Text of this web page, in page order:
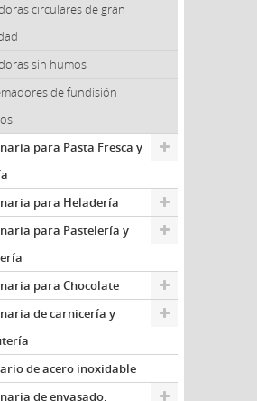
circulares de gran
sin humos
de fundisión
para Pasta Fresca y
para Heladería
para Pastelería y
para Chocolate
de carnicería y
de acero inoxidable
de envasado,